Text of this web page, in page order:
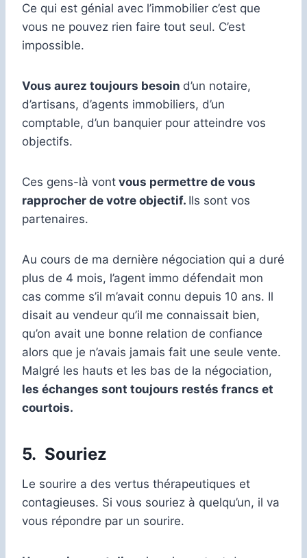
Ce qui est génial avec l’immobilier c’est que
vous ne pouvez rien faire tout seul. C’est
impossible.
Vous aurez toujours besoin d’un notaire,
d’artisans, d’agents immobiliers, d’un
comptable, d’un banquier pour atteindre vos
objectifs.
Ces gens-là vont vous permettre de vous
rapprocher de votre objectif. Ils sont vos
partenaires.
Au cours de ma dernière négociation qui a duré
plus de 4 mois, l’agent immo défendait mon
cas comme s’il m’avait connu depuis 10 ans. Il
disait au vendeur qu’il me connaissait bien,
qu’on avait une bonne relation de confiance
alors que je n’avais jamais fait une seule vente.
Malgré les hauts et les bas de la négociation,
les échanges sont toujours restés francs et
courtois.
5. Souriez
Le sourire a des vertus thérapeutiques et
contagieuses. Si vous souriez à quelqu’un, il va
vous répondre par un sourire.